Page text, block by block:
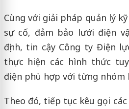
Cùng với giải pháp quản lý
sự cố, đảm bảo lưới điện
định, tin cậy Công ty Điện
thực hiện các hình thức
điện phù hợp với từng nhóm
Theo đó, tiếp tục kêu gọi